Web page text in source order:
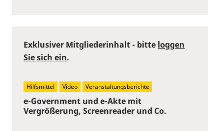
e-Government und e-Akte mit
Vergrößerung, Screenreader und Co.
Exklusiver Mitgliederinhalt - bitte loggen
Sie sich ein.
Hilfsmittel Video Veranstaltungsberichte